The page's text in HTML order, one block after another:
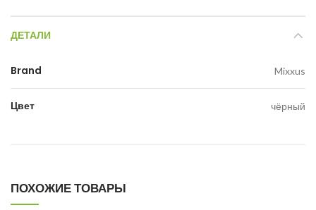
ДЕТАЛИ
Brand Mixxus
Цвет чёрный
ПОХОЖИЕ ТОВАРЫ